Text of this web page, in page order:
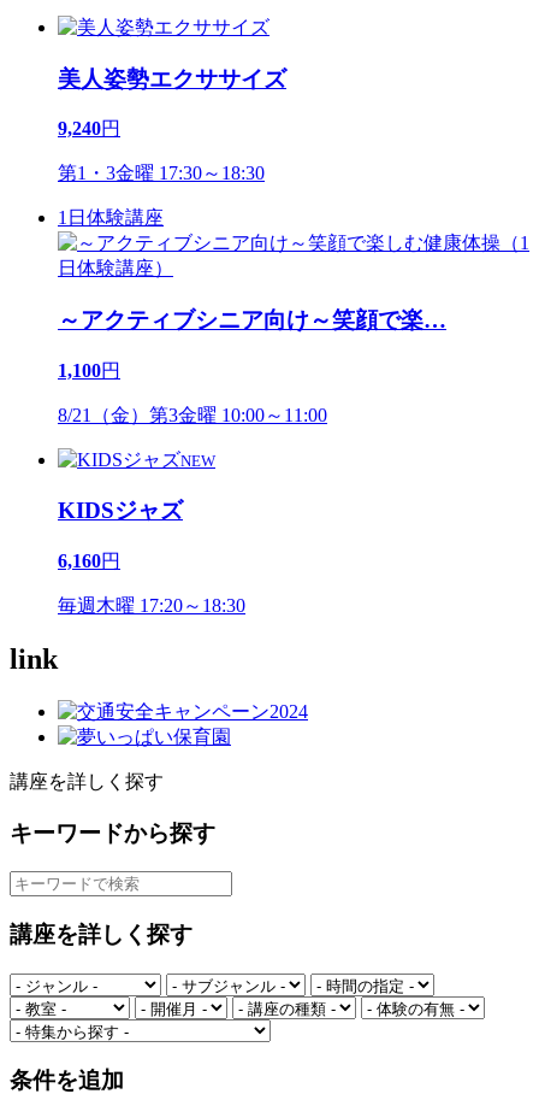
美人姿勢エクササイズ
9,240円
第1・3金曜 17:30～18:30
1日体験講座
～アクティブシニア向け～笑顔で楽…
1,100円
8/21（金）第3金曜 10:00～11:00
NEW
KIDSジャズ
6,160円
毎週木曜 17:20～18:30
link
講座を詳しく探す
キーワードから探す
講座を詳しく探す
条件を追加